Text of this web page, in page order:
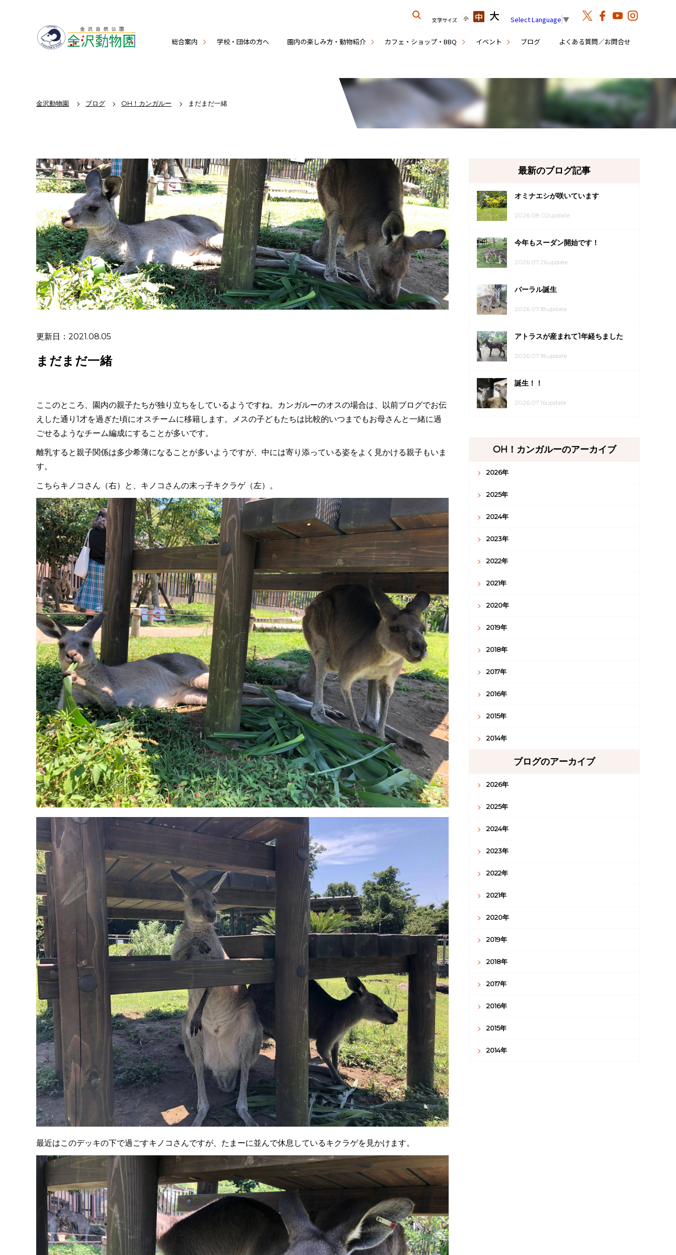
総合案内 学校・団体の方へ 園内の楽しみ方・動物紹介 カフェ・ショップ・BBQ イベント ブログ よくある質問／お問合せ
文字サイズ 小 中 大 Select Language ▼
金沢動物園 ブログ OH！カンガルー まだまだ一緒
更新日：2021.08.05
まだまだ一緒
ここのところ、園内の親子たちが独り立ちをしているようですね。カンガルーのオスの場合は、以前ブログでお伝
えした通り1才を過ぎた頃にオスチームに移籍します。メスの子どもたちは比較的いつまでもお母さんと一緒に過
ごせるようなチーム編成にすることが多いです。
離乳すると親子関係は多少希薄になることが多いようですが、中には寄り添っている姿をよく見かける親子もいま
す。
こちらキノコさん（右）と、キノコさんの末っ子キクラゲ（左）。
最近はこのデッキの下で過ごすキノコさんですが、たまーに並んで休息しているキクラゲを見かけます。
最新のブログ記事
オミナエシが咲いています
2026.08.02update
今年もスーダン開始です！
2026.07.26update
バーラル誕生
2026.07.18update
アトラスが産まれて1年経ちました
2026.07.18update
誕生！！
2026.07.16update
OH！カンガルーのアーカイブ
2026年
2025年
2024年
2023年
2022年
2021年
2020年
2019年
2018年
2017年
2016年
2015年
2014年
ブログのアーカイブ
2026年
2025年
2024年
2023年
2022年
2021年
2020年
2019年
2018年
2017年
2016年
2015年
2014年